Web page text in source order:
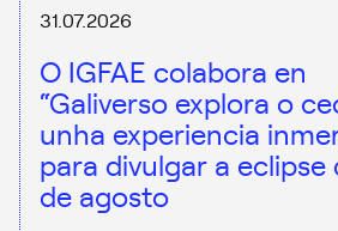
31.07.2026
O IGFAE colabora en
“Galiverso explora o
unha experiencia
para divulgar a eclipse
de agosto